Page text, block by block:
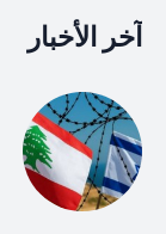
آخر الأخبار